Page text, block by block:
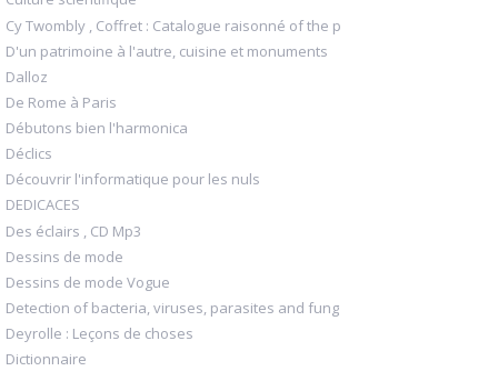
Cy Twombly , Coffret : Catalogue raisonné of the p
D'un patrimoine à l'autre, cuisine et monuments
Dalloz
De Rome à Paris
Débutons bien l'harmonica
Déclics
Découvrir l'informatique pour les nuls
DEDICACES
Des éclairs , CD Mp3
Dessins de mode
Dessins de mode Vogue
Detection of bacteria, viruses, parasites and fung
Deyrolle : Leçons de choses
Dictionnaire